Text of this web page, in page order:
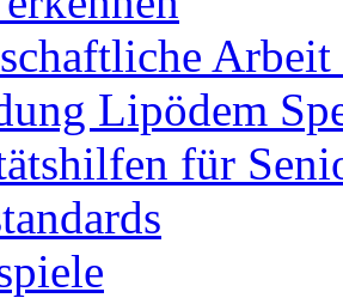
Lipödem
für